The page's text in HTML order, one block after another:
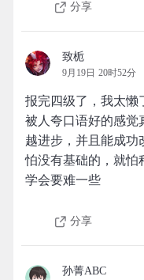
分享
致栀
9月19日 20时52分
报完四级了，我太懒
被人夸口语好的感觉
越进步，并且能成功
怕没有基础的，就怕
学会要难一些
分享
孙菁ABC